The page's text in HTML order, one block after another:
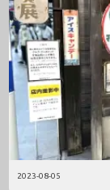
2023-08-05